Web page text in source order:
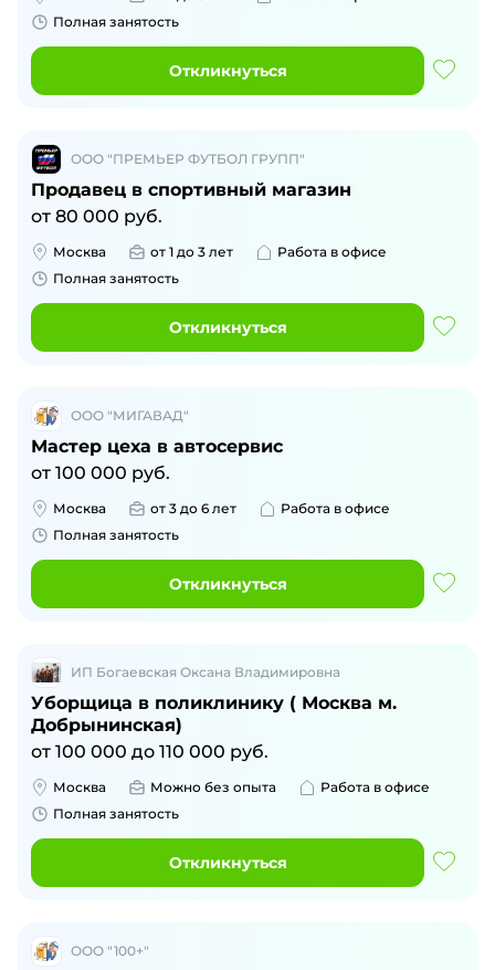
Полная занятость
Откликнуться
ООО "ПРЕМЬЕР ФУТБОЛ ГРУПП"
Продавец в спортивный магазин
от 80 000 руб.
Москва от 1 до 3 лет
Работа в офисе
Полная занятость
Откликнуться
ООО "МИГАВАД"
Мастер цеха в автосервис
от 100 000 руб.
Москва от 3 до 6 лет
Работа в офисе
Полная занятость
Откликнуться
ИП Богаевская Оксана Владимировна
Уборщица в поликлинику ( Москва м.
Добрынинская)
от 100 000 до 110 000 руб.
Москва Можно без опыта
Работа в офисе
Полная занятость
Откликнуться
ООО "100+"